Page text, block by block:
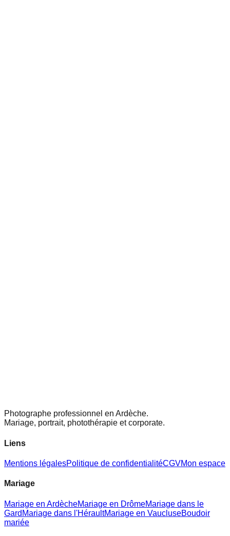
Photographe professionnel en Ardèche.
Mariage, portrait, photothérapie et corporate.
Liens
Mentions légalesPolitique de confidentialitéCGVMon espace
Mariage
Mariage en ArdècheMariage en DrômeMariage dans le
Gard Mariage dans l'HéraultMariage en VaucluseBoudoir
mariée